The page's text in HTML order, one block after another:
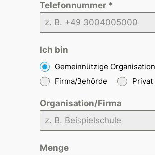
Telefonnummer *
Ich bin
Gemeinnützige Organisation
Firma/Behörde
Privat
Organisation/Firma
Menge